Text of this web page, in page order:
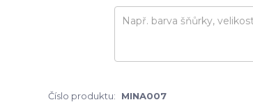
Číslo produktu: MINA007